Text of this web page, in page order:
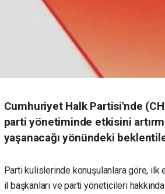
Cumhuriyet Halk Partisi'nde
parti yönetiminde etkisini
yaşanacağı yönündeki
Parti kulislerinde konuşulanlara göre, ilk
il başkanları ve parti yöneticileri